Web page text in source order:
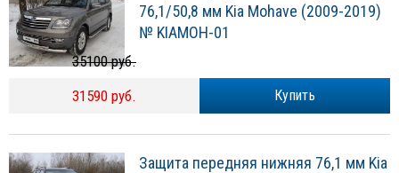
76,1/50,8 мм Kia Mohave (2009-2019)
№ KIAMOH-01
Купить
35100 руб.
31590 руб.
Защита передняя нижняя 76,1 мм Kia